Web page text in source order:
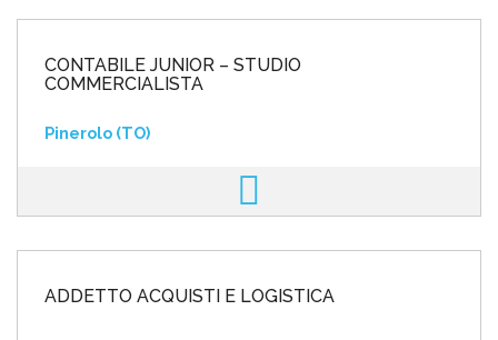
CONTABILE JUNIOR – STUDIO
COMMERCIALISTA
Pinerolo (TO)
ADDETTO ACQUISTI E LOGISTICA